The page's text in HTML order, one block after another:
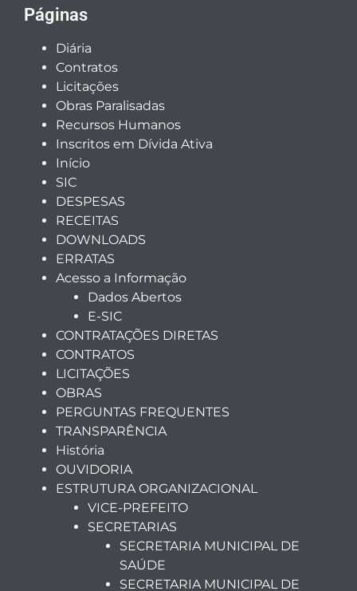
Páginas
Diária
Contratos
Licitações
Obras Paralisadas
Recursos Humanos
Inscritos em Dívida Ativa
Início
SIC
DESPESAS
RECEITAS
DOWNLOADS
ERRATAS
Acesso a Informação
Dados Abertos
E-SIC
CONTRATAÇÕES DIRETAS
CONTRATOS
LICITAÇÕES
OBRAS
PERGUNTAS FREQUENTES
TRANSPARÊNCIA
História
OUVIDORIA
ESTRUTURA ORGANIZACIONAL
VICE-PREFEITO
SECRETARIAS
SECRETARIA MUNICIPAL DE
SAÚDE
SECRETARIA MUNICIPAL DE